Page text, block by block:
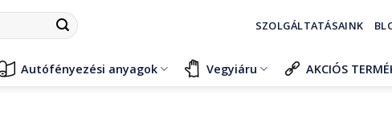
SZOLGÁLTATÁSAINK
Autófényezési anyagok Vegyiáru AKCIÓS